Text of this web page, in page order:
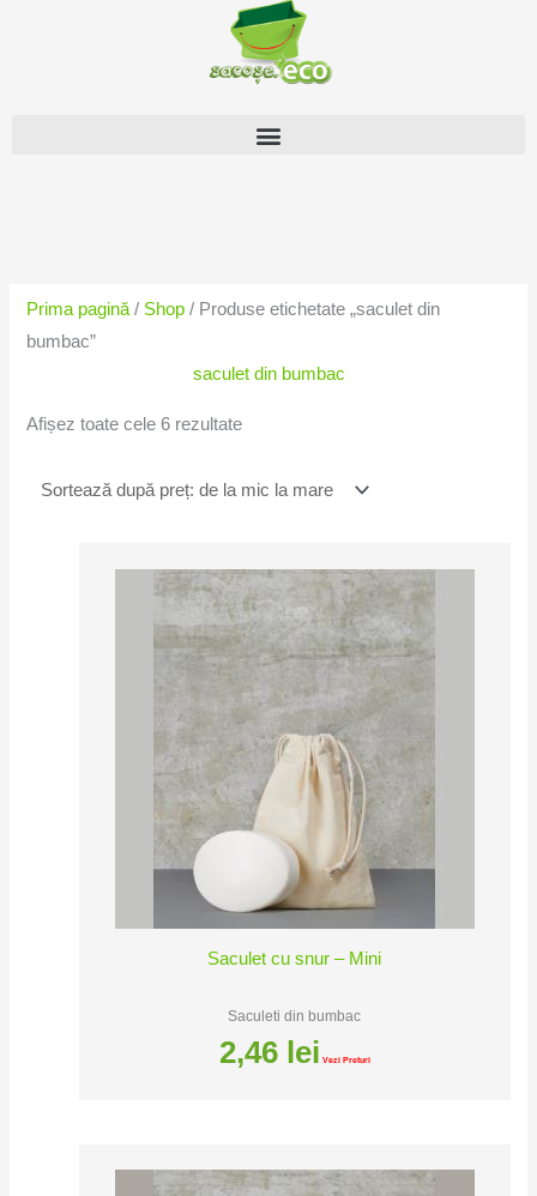
Prima pagină/ Shop / Produse etichetate „saculet din
bumbac”
saculet din bumbac
Afișez toate cele 6 rezultatela
Saculet cu snur – Mini
Saculeti din bumbac
2,46 lei Vezi Preturi